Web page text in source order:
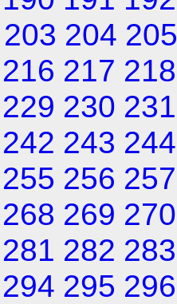
203 204 205
216 217 218
229 230 231
242 243 244
255 256 257
268 269 270
281 282 283
294 295 296